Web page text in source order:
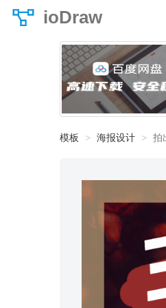
ioDraw
模板 海报设计 拍